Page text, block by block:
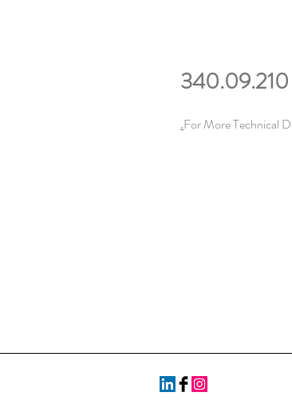
340.09.210
For More Technical